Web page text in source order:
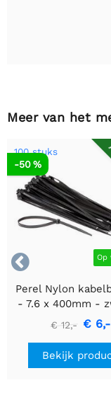
Meer van het

100 stuks
Op
-50 %
Perel Nylon
- 7.6 x 400mm -
100 stuks
€ 12,- € 6,-
Bekijk